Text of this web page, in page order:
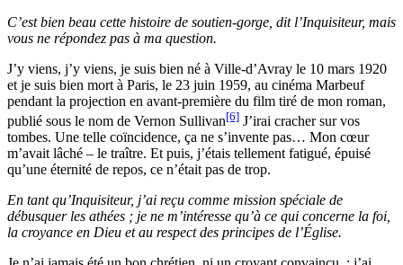
C’est bien beau cette histoire de soutien-gorge, dit l’Inquisiteur, mais
vous ne répondez pas à ma question.
J’y viens, j’y viens, je suis bien né à Ville-d’Avray le 10 mars 1920
et je suis bien mort à Paris, le 23 juin 1959, au cinéma Marbeuf
pendant la projection en avant-première du film tiré de mon roman,
publié sous le nom de Vernon Sullivan[6] J’irai cracher sur vos
tombes. Une telle coïncidence, ça ne s’invente pas… Mon cœur
m’avait lâché – le traître. Et puis, j’étais tellement fatigué, épuisé
qu’une éternité de repos, ce n’était pas de trop.
En tant qu’Inquisiteur, j’ai reçu comme mission spéciale de
débusquer les athées ; je ne m’intéresse qu’à ce qui concerne la foi,
la croyance en Dieu et au respect des principes de l’Église.